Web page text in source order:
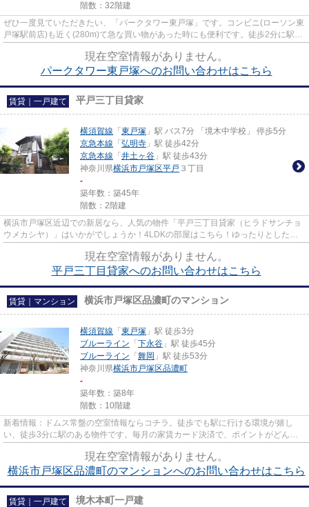
階数：32階建
ぜひ一度見ていただきたい、「パークタワー東戸塚」です。コンビニ(ローソン東
戸塚駅前店)も近く(280m)て急な買い物があった時にも便利です。徒歩2分に駅が
現在空室情報がありません。
パークタワー東戸塚へのお問い合わせはこちら
賃貸｜一戸建て 平戸三丁目貸家
横須賀線 「 東戸塚 」駅 バス7分 「境木中学校」 停歩5分
京急本線 「 弘明寺 」駅 徒歩42分
京急本線 「 井土ヶ谷 」駅 徒歩43分
神奈川県横浜市戸塚区平戸 ３丁目
-
築年数：築45年
階数：2階建
横浜市戸塚区近辺での新居なら、人気の物件「平戸三丁目貸家（ヒラドサンチョ
ウメカシヤ）」はいかがでしょうか！4LDKの部屋はこちら！ゆったりとした空
現在空室情報がありません。
平戸三丁目貸家へのお問い合わせはこちら
賃貸｜マンション 横浜市戸塚区品濃町のマンション
横須賀線 「 東戸塚 」駅 徒歩3分
ブルーライン 「 下永谷 」駅 徒歩45分
ブルーライン 「 舞岡 」駅 徒歩53分
神奈川県横浜市戸塚区品濃町
-
築年数：築8年
階数：10階建
新着情報：ドムス常盤の空室情報ならコチラ。徒歩でも駅に行ける環境が嬉し
い、徒歩3分に駅のある物件です。毎月の家賃カード決済で、ポイントがどんど
現在空室情報がありません。
横浜市戸塚区品濃町のマンションへのお問い合わせはこちら
賃貸｜一戸建て 境木本町一戸建